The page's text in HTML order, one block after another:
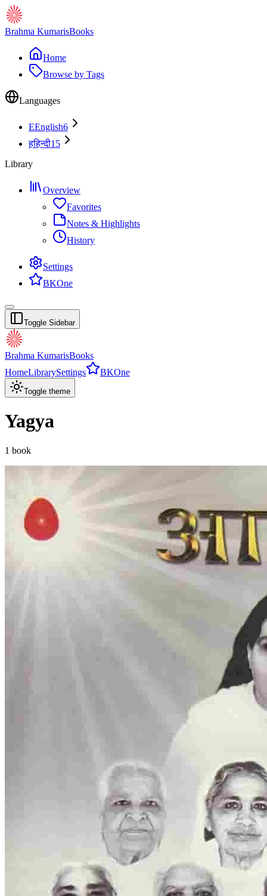
Brahma KumarisBooks
Home
Browse by Tags
Languages
EEnglish6
हहिन्दी15
Library
Overview
Favorites
Notes & Highlights
History
Settings
BKOne
Toggle Sidebar
Brahma KumarisBooks
HomeLibrarySettings BKOne
Toggle theme
Yagya
1 book